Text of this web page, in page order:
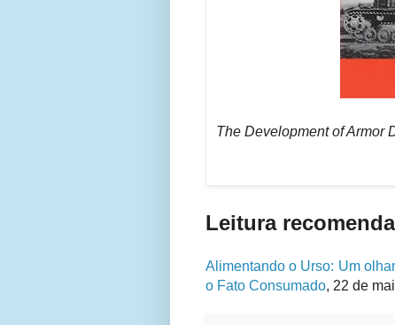
The Development of Armor
Leitura
Alimentando o Urso: Um
o Fato Consumado, 22 de